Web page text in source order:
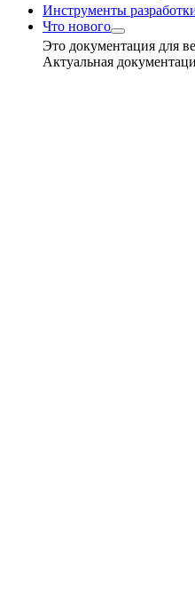
Инструменты
Что нового
Это документация для
Актуальная